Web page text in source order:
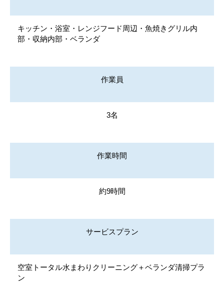
キッチン・浴室・レンジフード周辺・魚焼きグリル内
部・収納内部・ベランダ
作業員
3名
作業時間
約9時間
サービスプラン
空室トータル水まわりクリーニング＋ベランダ清掃プラ
ン